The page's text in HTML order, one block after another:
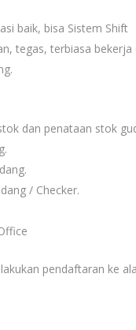
baik, bisa Sistem Shift
tegas, terbiasa
dan penataan stok
/ Checker.
pendaftaran ke